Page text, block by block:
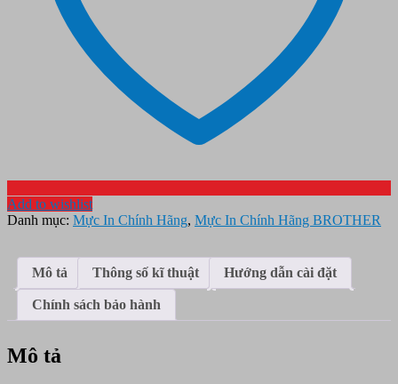
Add to wishlist
Danh mục: Mực In Chính Hãng, Mực In Chính Hãng BROTHER
Mô tả Thông số kĩ thuật Hướng dẫn cài đặt
Chính sách bảo hành
Mô tả